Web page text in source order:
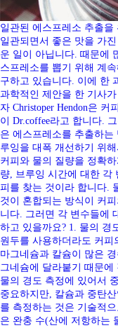
일관된 에스프레소 추출을
일관되면서 좋은 맛을 가
운 일이 아닙니다. 때문에
스프레소를 뽑기 위해 계
구하고 있습니다. 이에 한
과학적인 제안을 한 기사
자 Christoper Hendon은
이 Dr.coffee라고 합니다.
은 에스프레소를 추출하
루잉을 대폭 개선하기 위
커피와 물의 질량을 정확
량, 브루잉 시간에 대한 각
피를 찾는 것이라 합니다.
것이 혼합되는 방식이 커
니다. 그러면 각 변수들에
하고 있을까요? 1. 물의 경
원두를 사용하더라도 커
마그네슘과 칼슘이 많은
그네슘에 달라붙기 때문
물의 경도 측정에 있어서
중요하지만, 칼슘과 중탄
를 측정하는 것은 기술적
은 완충 수(산에 저항하는